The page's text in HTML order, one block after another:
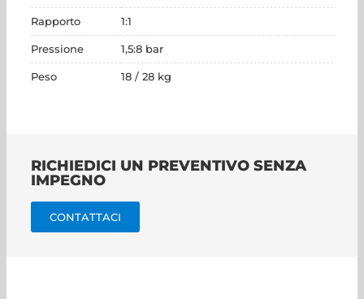
Rapporto 1:1
Pressione 1,5:8 bar
Peso 18 / 28 kg
RICHIEDICI UN PREVENTIVO SENZA
IMPEGNO
CONTATTACI